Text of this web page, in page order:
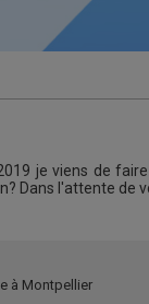
je viens de
Dans l'attente de
à Montpellier